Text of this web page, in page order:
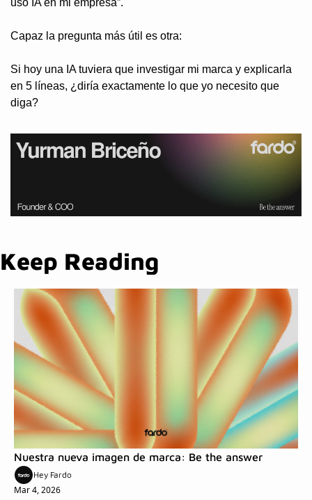
uso IA en mi empresa”.
Capaz la pregunta más útil es otra:
Si hoy una IA tuviera que investigar mi marca y explicarla
en 5 líneas, ¿diría exactamente lo que yo necesito que
diga?
Keep Reading
Nuestra nueva imagen de marca: Be the answer
Hey Fardo
Mar 4, 2026